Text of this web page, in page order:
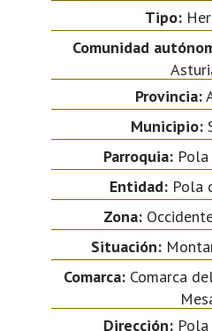
Tipo:
Comunidad
Provincia:
Municipio:
Parroquia:
Entidad:Pola
Zona:
Situación:
Comarca:Comarca
Dirección: